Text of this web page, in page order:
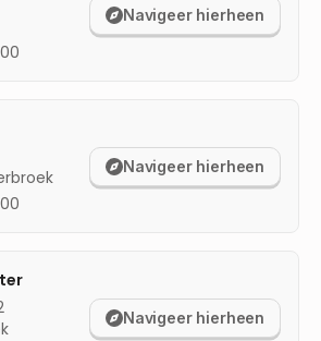
Navigeer hierheen
Navigeer hierheen
Navigeer hierheen